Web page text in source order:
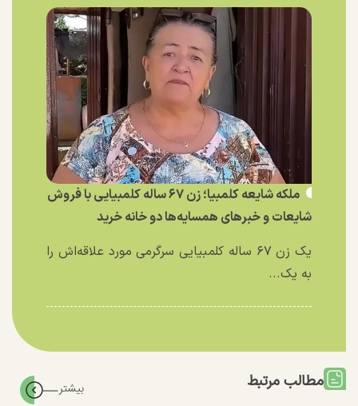
ملکه شایعه کلمبیا؛ زن ۶۷ ساله کلمبیایی با فروش
شایعات و خبر‌های همسایه‌ها دو خانه خرید
یک زن ۶۷ ساله کلمبیایی سرگرمی مورد علاقه‌اش را
به یک...
مطالب مرتبط